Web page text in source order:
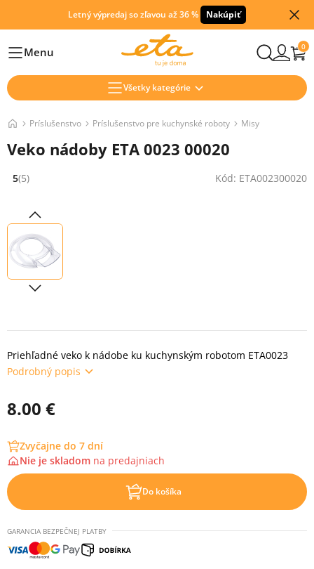
Letný výpredaj so zľavou až 36 % Nakúpiť
HlavníMenu 0
Všetky kategórie
Príslušenstvo Príslušenstvo pre kuchynské roboty Misy
Veko nádoby ETA 0023 00020
Hodnocení: 5 z 5 (5 recenzí)
5(5) Kód: ETA002300020
Priehľadné veko k nádobe ku kuchynským robotom ETA0023
Podrobný popis
8.00 €
Zvyčajne do 7 dní
Nie je skladom na predajniach
Do košíka
GARANCIA BEZPEČNEJ PLATBY